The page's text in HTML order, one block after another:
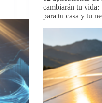
cambiarán tu vida:
para tu casa y tu